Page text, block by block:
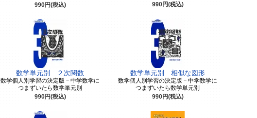
990円(税込)
990円(税込)
数学単元別 ２次関数
数学個人別学習の決定版－中学数学に
つまずいたら数学単元別
990円(税込)
数学単元別 相似な図形
数学個人別学習の決定版－中学数学に
つまずいたら数学単元別
990円(税込)